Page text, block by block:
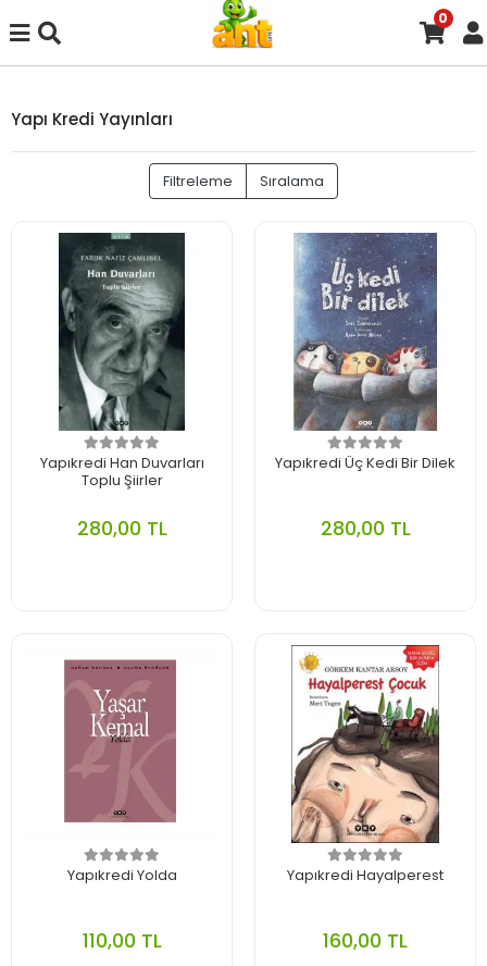
0
Yapı Kredi Yayınları
Filtreleme Sıralama
Yapıkredi Han Duvarları
Toplu Şiirler
280,00 TL
Yapıkredi Üç Kedi Bir Dilek
280,00 TL
Yapıkredi Yolda
110,00 TL
Yapıkredi Hayalperest
160,00 TL